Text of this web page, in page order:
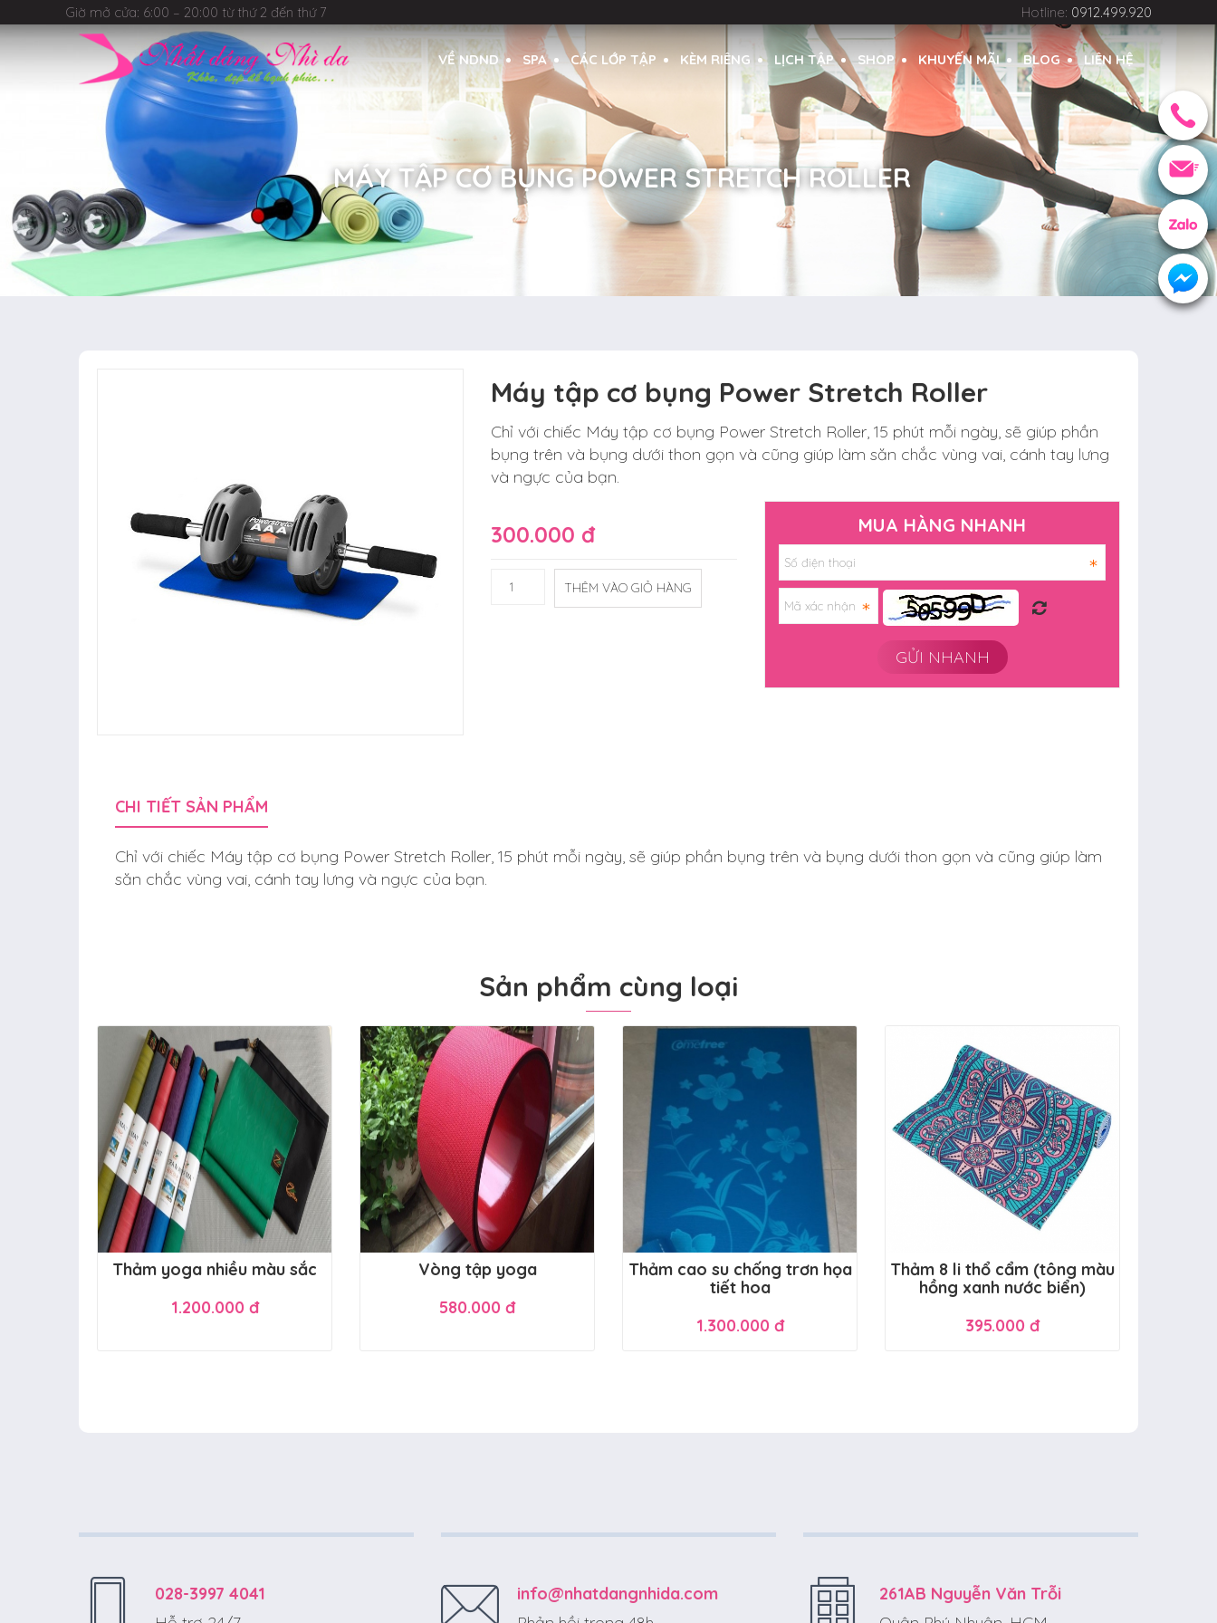
Giờ mở cửa: 6:00 – 20:00 từ thứ 2 đến thứ 7 Hotline: 0912.499.920
VỀ NDND SPA CÁC LỚP TẬP KÈM RIÊNG LỊCH TẬP SHOP KHUYẾN MÃI BLOG LIÊN HỆ
MÁY TẬP CƠ BỤNG POWER STRETCH ROLLER
Máy tập cơ bụng Power Stretch Roller
Chỉ với chiếc Máy tập cơ bụng Power Stretch Roller, 15 phút mỗi ngày, sẽ giúp phần
bụng trên và bụng dưới thon gọn và cũng giúp làm săn chắc vùng vai, cánh tay lưng
và ngực của bạn.
300.000 đ
THÊM VÀO GIỎ HÀNG
MUA HÀNG NHANH
CHI TIẾT SẢN PHẨM
Chỉ với chiếc Máy tập cơ bụng Power Stretch Roller, 15 phút mỗi ngày, sẽ giúp phần bụng trên và bụng dưới thon gọn và cũng giúp làm
săn chắc vùng vai, cánh tay lưng và ngực của bạn.
Sản phẩm cùng loại
Thảm yoga nhiều màu sắc
1.200.000 đ
Vòng tập yoga
580.000 đ
Thảm cao su chống trơn họa
tiết hoa
1.300.000 đ
Thảm 8 li thổ cẩm (tông màu
hồng xanh nước biển)
395.000 đ
028-3997 4041
info@nhatdangnhida.com
261AB Nguyễn Văn Trỗi